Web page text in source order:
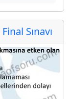
Sınavı